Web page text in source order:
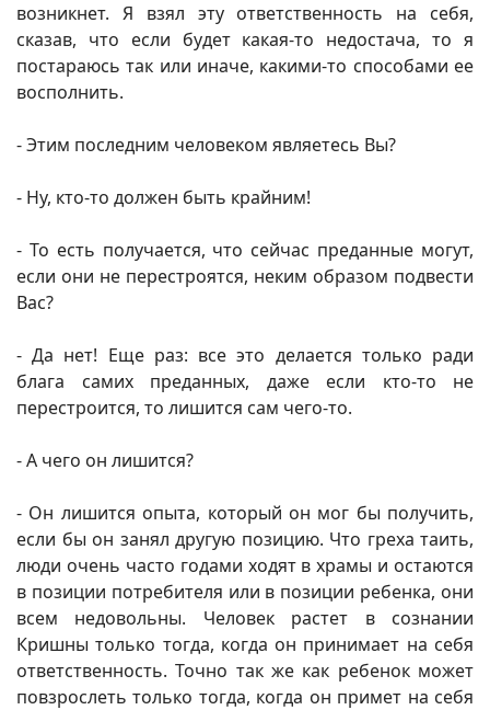
возникнет. Я взял эту ответственность на себя,
сказав, что если будет какая-то недостача, то я
постараюсь так или иначе, какими-то способами ее
восполнить.
- Этим последним человеком являетесь Вы?
- Ну, кто-то должен быть крайним!
- То есть получается, что сейчас преданные могут,
если они не перестроятся, неким образом подвести
Вас?
- Да нет! Еще раз: все это делается только ради
блага самих преданных, даже если кто-то не
перестроится, то лишится сам чего-то.
- А чего он лишится?
- Он лишится опыта, который он мог бы получить,
если бы он занял другую позицию. Что греха таить,
люди очень часто годами ходят в храмы и остаются
в позиции потребителя или в позиции ребенка, они
всем недовольны. Человек растет в сознании
Кришны только тогда, когда он принимает на себя
ответственность. Точно так же как ребенок может
повзрослеть только тогда, когда он примет на себя